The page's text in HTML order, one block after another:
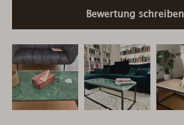
Bewertung schreiben